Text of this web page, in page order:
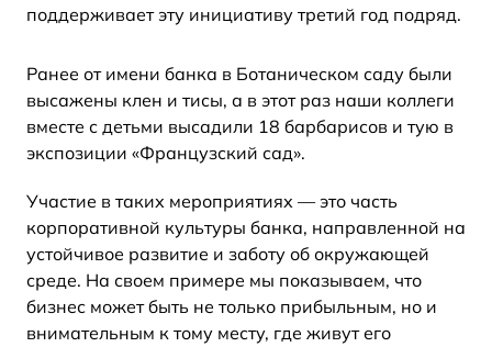
поддерживает эту инициативу третий год подряд.
Ранее от имени банка в Ботаническом саду были
высажены клен и тисы, а в этот раз наши коллеги
вместе с детьми высадили 18 барбарисов и тую в
экспозиции «Французский сад».
Участие в таких мероприятиях — это часть
корпоративной культуры банка, направленной на
устойчивое развитие и заботу об окружающей
среде. На своем примере мы показываем, что
бизнес может быть не только прибыльным, но и
внимательным к тому месту, где живут его